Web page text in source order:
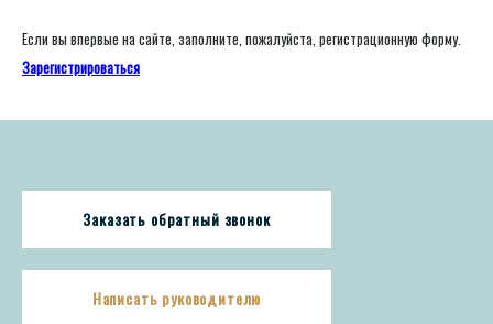
Если вы впервые на сайте, заполните, пожалуйста, регистрационную форму.
Зарегистрироваться
Заказать обратный звонок
Написать руководителю